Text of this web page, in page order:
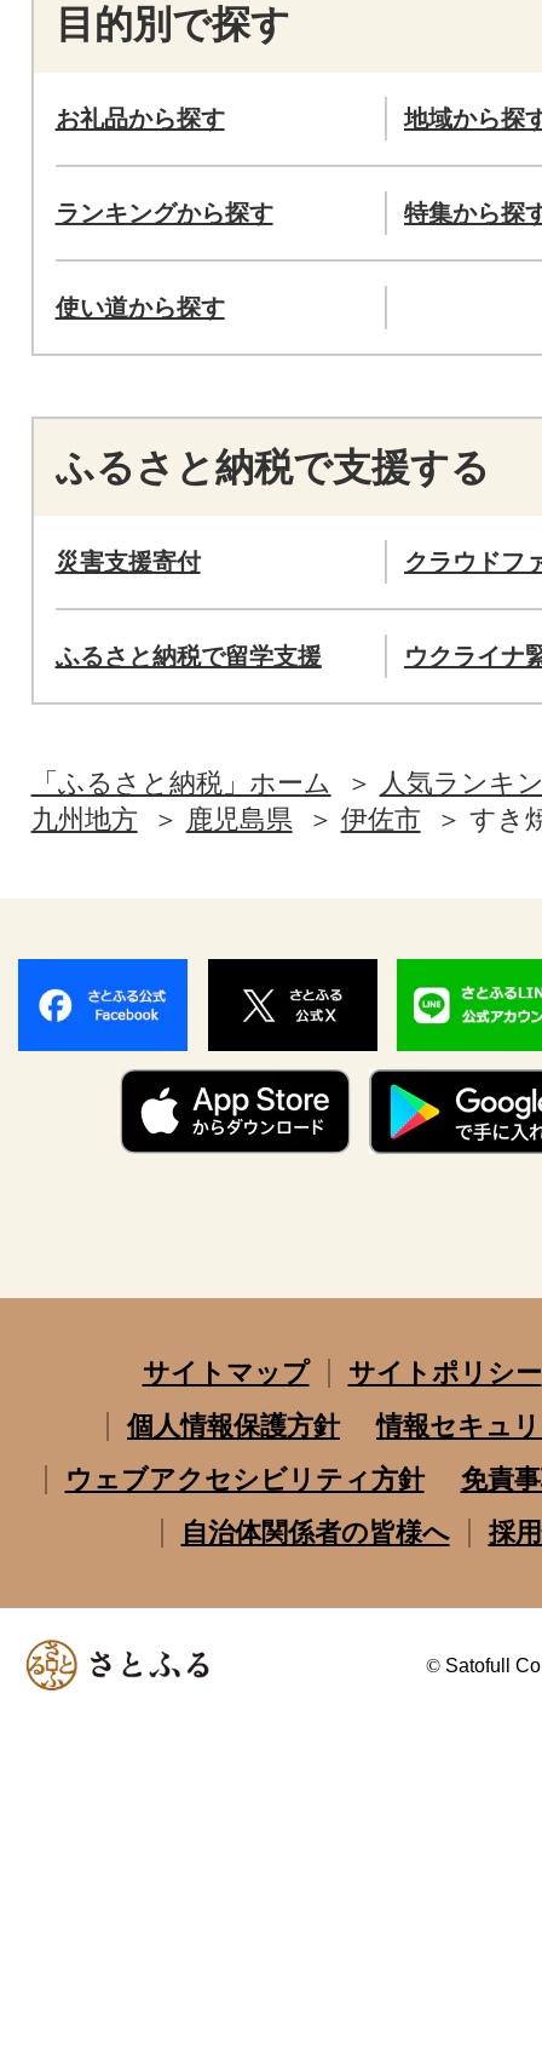
目的別で探す
お礼品から探す 地域から探
ランキングから探す 特集から探
使い道から探す
ふるさと納税で支援する
災害支援寄付 クラウドフ
ふるさと納税で留学支援 ウクライナ
「ふるさと納税」ホーム
人気ランキ
九州地方
鹿児島県 伊佐市 すき
サイトマップ
サイトポリシー
個人情報保護方針
情報セキュ
ウェブアクセシビリティ方針
免責
自治体関係者の皆様へ
採
© Satofull